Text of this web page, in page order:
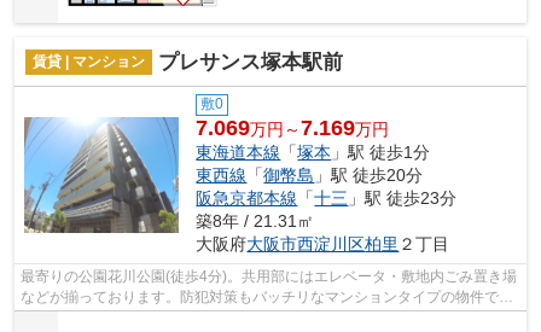
賃貸 | マンション プレサンス塚本駅前
敷0
7.069万円～7.169万円
東海道本線 「塚本 」駅 徒歩1分
東西線 「御幣島 」駅 徒歩20分
阪急京都本線 「十三 」駅 徒歩23分
築8年 / 21.31㎡
大阪府大阪市西淀川区柏里 ２丁目
最寄りの公園花川公園(徒歩4分)。共用部にはエレベータ・敷地内ごみ置き場
などが揃っております。防犯対策もバッチリなマンションタイプの物件で
す。2駅利用できる場所にあるので利便...